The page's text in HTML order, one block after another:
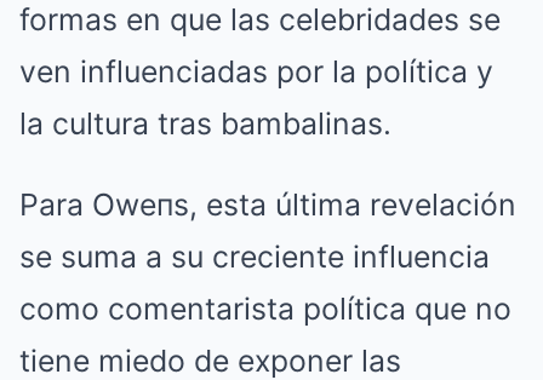
formas en que las celebridades se
ven influenciadas por la política y
la cultura tras bambalinas.
Para Oweпs, esta última revelación
se suma a su creciente influencia
como comentarista política que no
tiene miedo de exponer las